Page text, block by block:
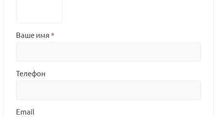
Ваше имя *
Телефон
Email